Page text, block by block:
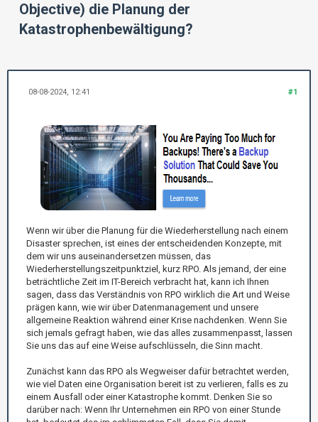
Objective) die Planung der
Katastrophenbewältigung?
#1
08-08-2024, 12:41
Wenn wir über die Planung für die Wiederherstellung nach einem
Disaster sprechen, ist eines der entscheidenden Konzepte, mit
dem wir uns auseinandersetzen müssen, das
Wiederherstellungszeitpunktziel, kurz RPO. Als jemand, der eine
beträchtliche Zeit im IT-Bereich verbracht hat, kann ich Ihnen
sagen, dass das Verständnis von RPO wirklich die Art und Weise
prägen kann, wie wir über Datenmanagement und unsere
allgemeine Reaktion während einer Krise nachdenken. Wenn Sie
sich jemals gefragt haben, wie das alles zusammenpasst, lassen
Sie uns das auf eine Weise aufschlüsseln, die Sinn macht.
Zunächst kann das RPO als Wegweiser dafür betrachtet werden,
wie viel Daten eine Organisation bereit ist zu verlieren, falls es zu
einem Ausfall oder einer Katastrophe kommt. Denken Sie so
darüber nach: Wenn Ihr Unternehmen ein RPO von einer Stunde